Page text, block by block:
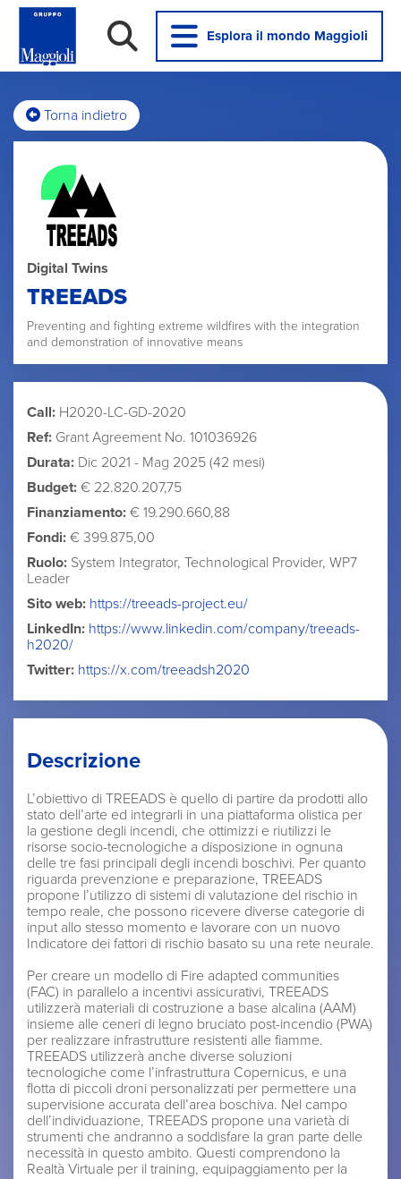
Esplora il mondo Maggioli
Torna indietro
Digital Twins
TREEADS
Preventing and fighting extreme wildfires with the integration
and demonstration of innovative means
Call: H2020-LC-GD-2020
Ref: Grant Agreement No. 101036926
Durata: Dic 2021 - Mag 2025 (42 mesi)
Budget: € 22.820.207,75
Finanziamento: € 19.290.660,88
Fondi: € 399.875,00
Ruolo: System Integrator, Technological Provider, WP7
Leader
Sito web: https://treeads-project.eu/
LinkedIn: https://www.linkedin.com/company/treeads-
h2020/
Twitter: https://x.com/treeadsh2020
Descrizione
L’obiettivo di TREEADS è quello di partire da prodotti allo
stato dell’arte ed integrarli in una piattaforma olistica per
la gestione degli incendi, che ottimizzi e riutilizzi le
risorse socio-tecnologiche a disposizione in ognuna
delle tre fasi principali degli incendi boschivi. Per quanto
riguarda prevenzione e preparazione, TREEADS
propone l’utilizzo di sistemi di valutazione del rischio in
tempo reale, che possono ricevere diverse categorie di
input allo stesso momento e lavorare con un nuovo
Indicatore dei fattori di rischio basato su una rete neurale.
Per creare un modello di Fire adapted communities
(FAC) in parallelo a incentivi assicurativi, TREEADS
utilizzerà materiali di costruzione a base alcalina (AAM)
insieme alle ceneri di legno bruciato post-incendio (PWA)
per realizzare infrastrutture resistenti alle fiamme.
TREEADS utilizzerà anche diverse soluzioni
tecnologiche come l’infrastruttura Copernicus, e una
flotta di piccoli droni personalizzati per permettere una
supervisione accurata dell’area boschiva. Nel campo
dell’individuazione, TREEADS propone una varietà di
strumenti che andranno a soddisfare la gran parte delle
necessità in questo ambito. Questi comprendono la
Realtà Virtuale per il training, equipaggiamento per la